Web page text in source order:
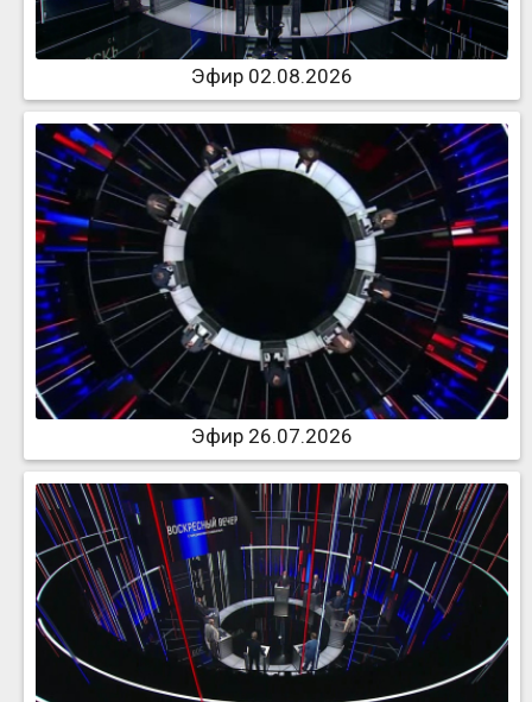
Эфир 02.08.2026
Эфир 26.07.2026